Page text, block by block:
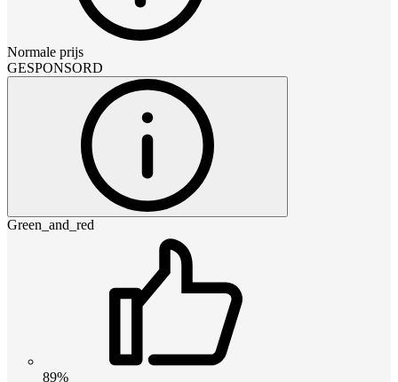
Normale prijs
GESPONSORD
Green_and_red
89%